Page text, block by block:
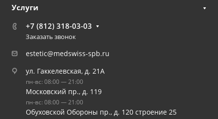
Услуги
+7 (812) 318-03-03
Заказать звонок
estetic@medswiss-spb.ru
ул. Гаккелевская, д. 21А
пн-вс: 08:00 — 21:00
Московский пр., д. 119
пн-вс: 08:00 — 21:00
Обуховской Обороны пр., д. 120 строение 25